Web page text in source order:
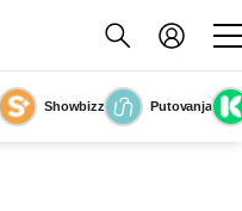
Showbizz
Putovanja
Slika nije dostupna